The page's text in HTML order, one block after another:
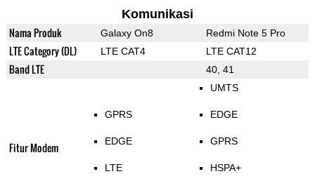
Komunikasi
Nama Produk Galaxy On8 Redmi Note 5 Pro
LTE Category (DL) LTE CAT4 LTE CAT12
Band LTE 40, 41
Fitur Modem
GPRS
EDGE
LTE
UMTS
EDGE
GPRS
HSPA+